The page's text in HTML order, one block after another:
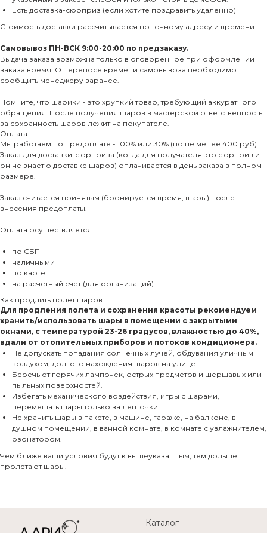
Есть доставка-сюрприз (если хотите поздравить удаленно)
Стоимость доставки рассчитывается по точному адресу и времени.
Самовывоз ПН-ВСК 9:00-20:00 по предзаказу.
Выдача заказа возможна только в оговорённое при оформлении
заказа время. О переносе времени самовывоза необходимо
сообщить менеджеру заранее.
Помните, что шарики - это хрупкий товар, требующий аккуратного
обращения. После получения шаров в мастерской ответственность
за сохранность шаров лежит на покупателе.
Оплата
Мы работаем по предоплате - 100% или 30% (но не менее 400 руб).
Заказ для доставки-сюрприза (когда для получателя это сюрприз и
он не знает о доставке шаров) оплачивается в день заказа в полном
размере.
Заказ считается принятым (бронируется время, шары) после
внесения предоплаты.
Оплата осуществляется:
по СБП
наличными
по карте
на расчетный счет (для организаций)
Как продлить полет шаров
Для продления полета и сохранения красоты рекомендуем
хранить/использовать шары в помещении с закрытыми
окнами, с температурой 23-26 градусов, влажностью до 40%,
вдали от отопительных приборов и потоков кондиционера.
Не допускать попадания солнечных лучей, обдувания уличным
воздухом, долгого нахождения шаров на улице.
Беречь от горячих лампочек, острых предметов и шершавых или
пыльных поверхностей.
Избегать механического воздействия, игры с шарами,
перемещать шары только за ленточки.
Не хранить шары в пакете, в машине, гараже, на балконе, в
душном помещении, в ванной комнате, в комнате с увлажнителем,
озонатором.
Чем ближе ваши условия будут к вышеуказанным, тем дольше
пролетают шары.
Каталог